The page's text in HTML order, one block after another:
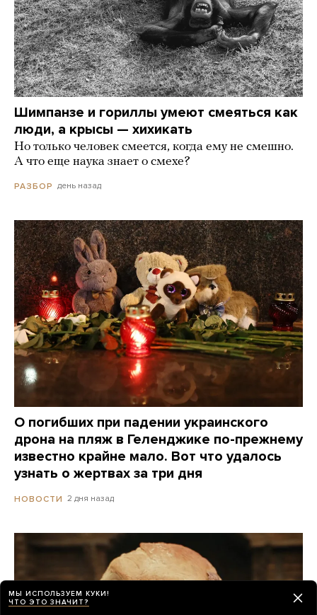
Шимпанзе и гориллы умеют смеяться как
люди, а крысы — хихикать
Но только человек смеется, когда ему не смешно.
А что еще наука знает о смехе?
РАЗБОР день назад
О погибших при падении украинского
дрона на пляж в Геленджике по-прежнему
известно крайне мало. Вот что удалось
узнать о жертвах за три дня
НОВОСТИ 2 дня назад
МЫ ИСПОЛЬЗУЕМ КУКИ!
ЧТО ЭТО ЗНАЧИТ?